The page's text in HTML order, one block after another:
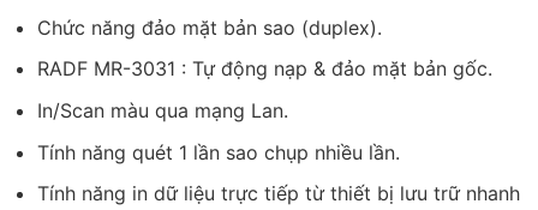
Chức năng đảo mặt bản sao (duplex).
RADF MR-3031 : Tự động nạp & đảo mặt bản gốc.
In/Scan màu qua mạng Lan.
Tính năng quét 1 lần sao chụp nhiều lần.
Tính năng in dữ liệu trực tiếp từ thiết bị lưu trữ nhanh